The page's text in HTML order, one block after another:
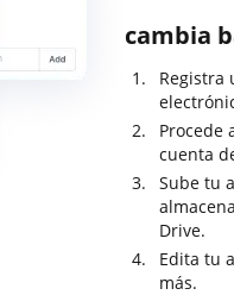
cambia
Registra
Procede
cuenta
Sube tu
Drive.
Edita tu
más.